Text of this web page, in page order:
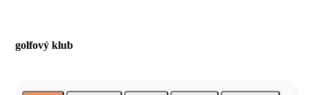
golfový klub